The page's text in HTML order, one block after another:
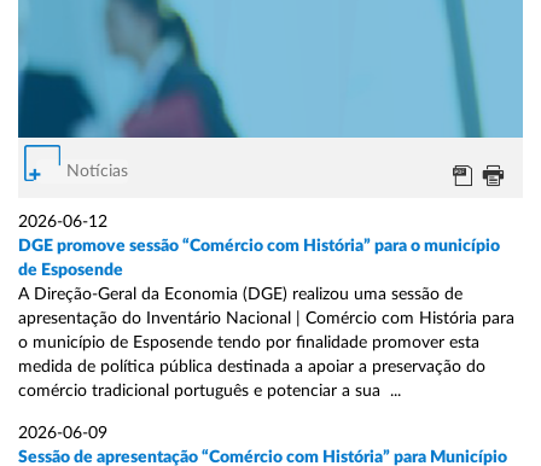
Notícias
2026-06-12
DGE promove sessão “Comércio com História” para o município
de Esposende
A Direção-Geral da Economia (DGE) realizou uma sessão de
apresentação do Inventário Nacional | Comércio com História para
o município de Esposende tendo por finalidade promover esta
medida de política pública destinada a apoiar a preservação do
comércio tradicional português e potenciar a sua ...
2026-06-09
Sessão de apresentação “Comércio com História” para Município